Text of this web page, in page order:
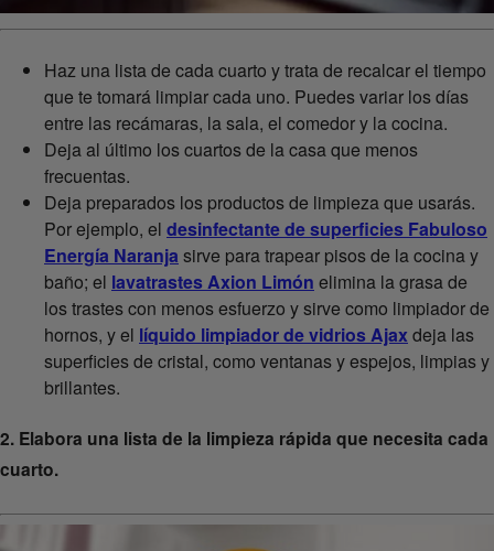
Haz una lista de cada cuarto y trata de recalcar el tiempo
que te tomará limpiar cada uno. Puedes variar los días
entre las recámaras, la sala, el comedor y la cocina.
Deja al último los cuartos de la casa que menos
frecuentas.
Deja preparados los productos de limpieza que usarás.
Por ejemplo, el desinfectante de superficies Fabuloso
Energía Naranja sirve para trapear pisos de la cocina y
baño; el lavatrastes Axion Limón elimina la grasa de
los trastes con menos esfuerzo y sirve como limpiador de
hornos, y el líquido limpiador de vidrios Ajaxdeja las
superficies de cristal, como ventanas y espejos, limpias y
brillantes.
2. Elabora una lista de la limpieza rápida que necesita cada
cuarto.